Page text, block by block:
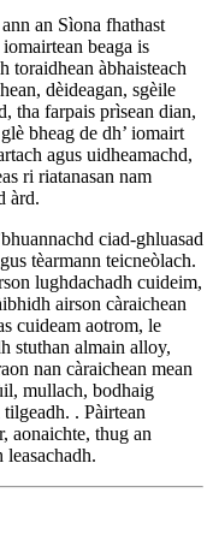
an Sìona fhathast
beaga is
toraidhean àbhaisteach
dèideagan, sgèile
tha farpais prìsean dian,
bheag de dh’ iomairt
agus uidheamachd,
ri riatanasan nam
àrd.
ciad-ghluasad
tèarmann teicneòlach.
lughdachadh cuideim,
airson càraichean
cuideam aotrom, le
stuthan almain alloy,
nan càraichean mean
mullach, bodhaig
. Pàirtean
aonaichte, thug an
leasachadh.